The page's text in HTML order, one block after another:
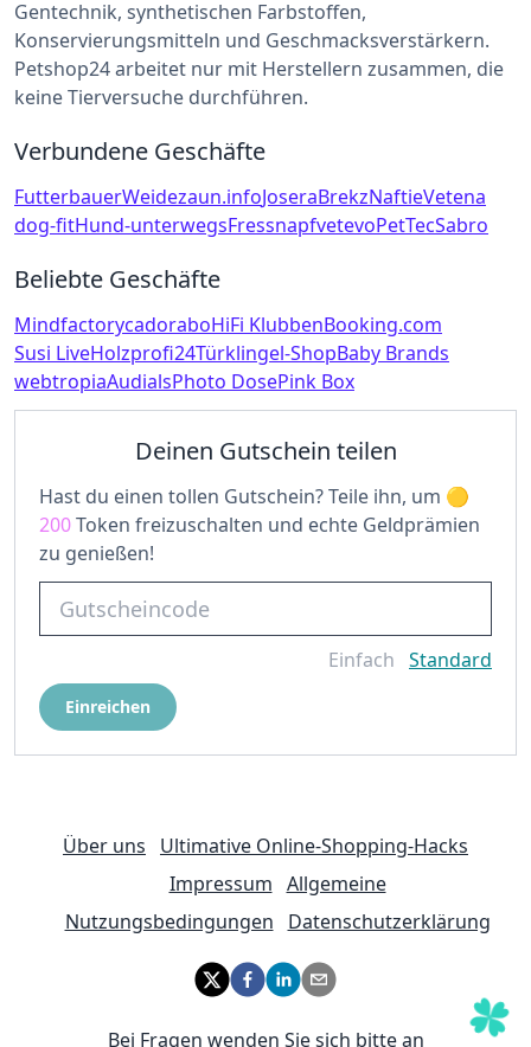
Gentechnik, synthetischen Farbstoffen,
Konservierungsmitteln und Geschmacksverstärkern.
Petshop24 arbeitet nur mit Herstellern zusammen, die
keine Tierversuche durchführen.
Verbundene Geschäfte
FutterbauerWeidezaun.infoJoseraBrekzNaftieVetena
dog-fitHund-unterwegsFressnapfvetevoPetTecSabro
Beliebte Geschäfte
MindfactorycadoraboHiFi KlubbenBooking.com
Susi LiveHolzprofi24Türklingel-ShopBaby Brands
webtropiaAudialsPhoto DosePink Box
Deinen Gutschein teilen
Hast du einen tollen Gutschein? Teile ihn, um
200Token freizuschalten und echte Geldprämien
zu genießen!
Einfach Standard
Einreichen
Über uns
Ultimative Online-Shopping-Hacks
Impressum Allgemeine
Nutzungsbedingungen
Datenschutzerklärung
Bei Fragen wenden Sie sich bitte an